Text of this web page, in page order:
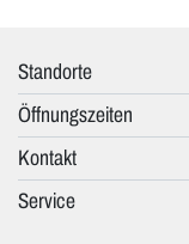
Standorte
Öffnungszeiten
Kontakt
Service